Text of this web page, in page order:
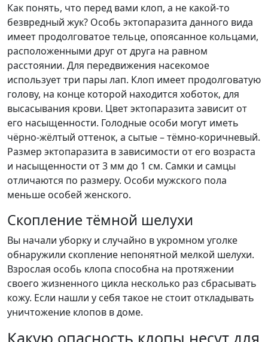
Как понять, что перед вами клоп, а не какой-то
безвредный жук? Особь эктопаразита данного вида
имеет продолговатое тельце, опоясанное кольцами,
расположенными друг от друга на равном
расстоянии. Для передвижения насекомое
использует три пары лап. Клоп имеет продолговатую
голову, на конце которой находится хоботок, для
высасывания крови. Цвет эктопаразита зависит от
его насыщенности. Голодные особи могут иметь
чёрно-жёлтый оттенок, а сытые – тёмно-коричневый.
Размер эктопаразита в зависимости от его возраста
и насыщенности от 3 мм до 1 см. Самки и самцы
отличаются по размеру. Особи мужского пола
меньше особей женского.
Скопление тёмной шелухи
Вы начали уборку и случайно в укромном уголке
обнаружили скопление непонятной мелкой шелухи.
Взрослая особь клопа способна на протяжении
своего жизненного цикла несколько раз сбрасывать
кожу. Если нашли у себя такое не стоит откладывать
уничтожение клопов в доме.
Какую опасность клопы несут для